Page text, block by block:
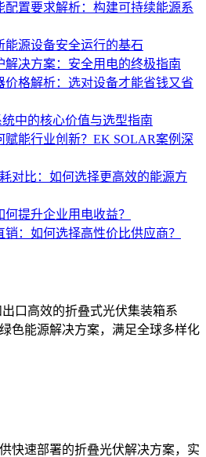
配置要求解析：构建可持续能源系
能源设备安全运行的基石
解决方案：安全用电的终极指南
价格解析：选对设备才能省钱又省
中的核心价值与选型指南
赋能行业创新？EK SOLAR案例深
对比：如何选择更高效的能源方
提升企业用电收益？
：如何选择高性价比供应商？
口高效的折叠式光伏集装箱系
色能源解决方案，满足全球多样化
快速部署的折叠光伏解决方案，实